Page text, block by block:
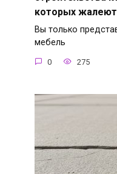
которых
Вы только
мебель
0 275